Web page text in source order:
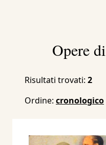
Opere di
Risultati trovati: 2
Ordine: cronologico